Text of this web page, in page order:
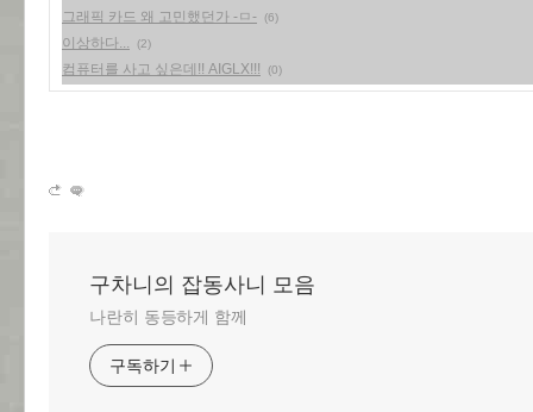
그래픽 카드 왜 고민했던가 -ㅁ- (6)
이상하다... (2)
컴퓨터를 사고 싶은데!! AIGLX!!! (0)
구차니의 잡동사니 모음
나란히 동등하게 함께
구독하기